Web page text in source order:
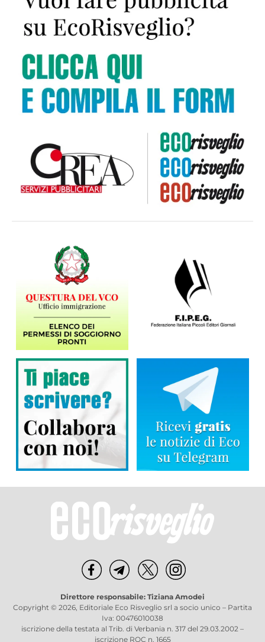
Direttore responsabile: Tiziana Amodei
Copyright © 2026, Editoriale Eco Risveglio srl a socio unico – Partita
Iva: 00476010038
iscrizione della testata al Trib. di Verbania n. 317 del 29.03.2002 –
iscrizione ROC n. 1665